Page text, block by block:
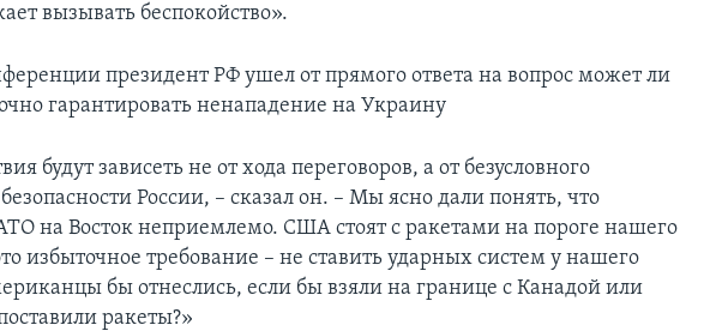
вызывать беспокойство».
президент РФ ушел от прямого ответа на вопрос может ли
гарантировать ненападение на Украину
будут зависеть не от хода переговоров, а от безусловного
России, – сказал он. – Мы ясно дали понять, что
на Восток неприемлемо. США стоят с ракетами на пороге нашего
избыточное требование – не ставить ударных систем у нашего
бы отнеслись, если бы взяли на границе с Канадой или
ракеты?»